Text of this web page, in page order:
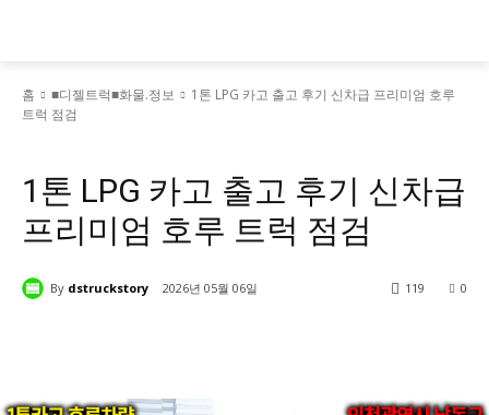
홈 ■디젤트럭■화물.정보
1톤 LPG 카고 출고 후기 신차급 프리미엄 호루
트럭 점검
1톤 LPG 카고 출고 후기 신차급
프리미엄 호루 트럭 점검
By dstruckstory 2026년 05월 06일 0
119